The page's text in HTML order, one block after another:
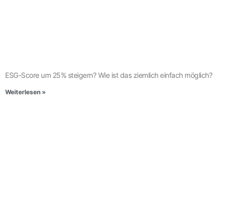
ESG-Score um 25% steigern? Wie ist das ziemlich einfach möglich?
Weiterlesen »